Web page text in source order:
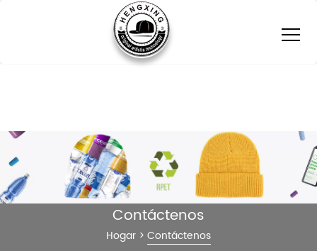
Contáctenos
Hogar > Contáctenos